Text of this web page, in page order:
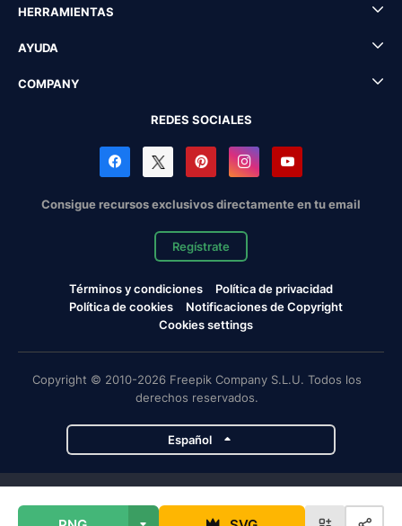
HERRAMIENTAS
AYUDA
COMPANY
REDES SOCIALES
Consigue recursos exclusivos directamente en tu email
Regístrate
Términos y condiciones
Política de privacidad
Política de cookies
Notificaciones de Copyright
Cookies settings
Copyright © 2010-2026 Freepik Company S.L.U. Todos los
derechos reservados.
Español